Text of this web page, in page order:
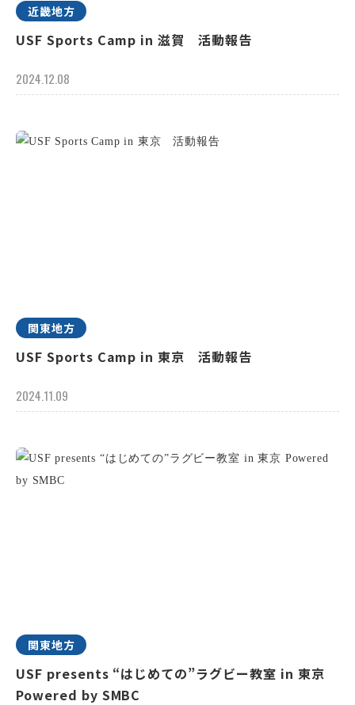
近畿地方
USF Sports Camp in 滋賀 活動報告
2024.12.08
関東地方
USF Sports Camp in 東京 活動報告
2024.11.09
関東地方
USF presents “はじめての”ラグビー教室 in 東京
Powered by SMBC